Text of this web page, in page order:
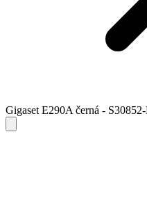
Gigaset E290A černá -